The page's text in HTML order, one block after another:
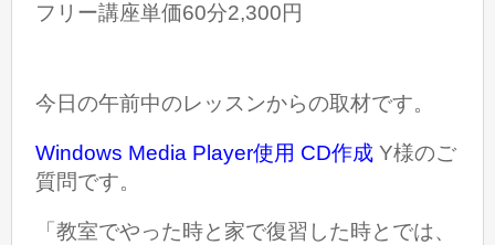
フリー講座単価60分2,300円
今日の午前中のレッスンからの取材です。
Windows Media Player使用 CD作成 Y様のご
質問です。
「教室でやった時と家で復習した時とでは、